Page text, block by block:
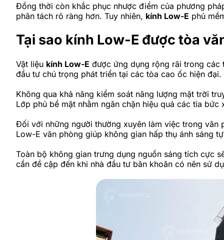
Đồng thời còn khắc phục nhược điểm của phương
phân tách rõ ràng hơn. Tuy nhiên, kính Low-E phủ
Tại sao kính Low-E được tòa
Vật liệu kính Low-E được ứng dụng rộng rãi trong các
đầu tư chú trọng phát triển tại các tòa cao ốc hiện đại.
Không qua khả năng kiểm soát năng lượng mặt trời
Lớp phủ bề mặt nhằm ngăn chặn hiệu quả các tia
Đối với những người thường xuyên làm việc trong văn
Low-E văn phòng giúp không gian hấp thụ ánh sáng
Toàn bộ không gian trưng dụng nguồn sáng tích cực
cần đề cập đến khi nhà đầu tư băn khoăn có nên sử